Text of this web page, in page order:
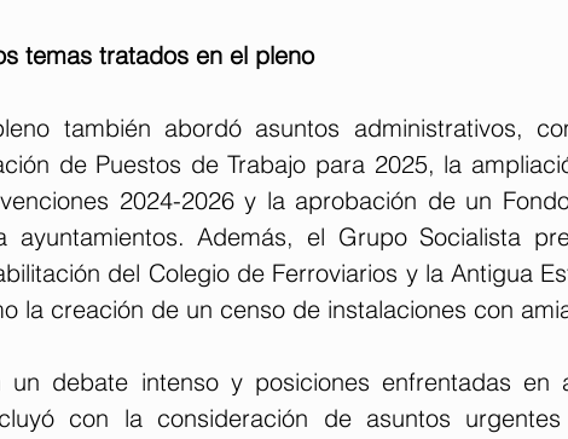
temas tratados en el pleno
también abordó asuntos administrativos,
de Puestos de Trabajo para 2025, la
2024-2026 y la aprobación de un
ayuntamientos. Además, el Grupo Socialista
del Colegio de Ferroviarios y la Antigua
la creación de un censo de instalaciones con
un debate intenso y posiciones enfrentadas en
con la consideración de asuntos